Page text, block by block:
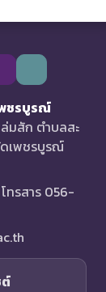
ชรบูรณ์
มสัก ตำบลสะ
ดเพชรบูรณ์
ทรสาร 056-